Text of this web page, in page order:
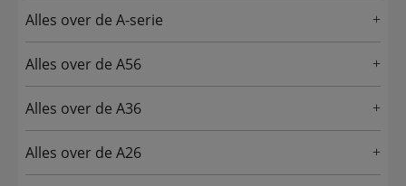
Alles over de A-serie
Alles over de A56
Alles over de A36
Alles over de A26